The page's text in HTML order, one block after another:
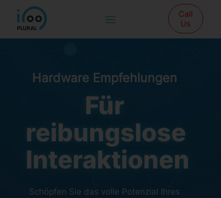
Call
Us
Hardware Empfehlungen
Für
reibungslose
Interaktionen
Schöpfen Sie das volle Potenzial Ihres